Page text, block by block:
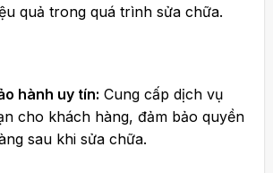
quả trong quá trình sửa chữa.
hành uy tín: Cung cấp dịch vụ
cho khách hàng, đảm bảo quyền
sau khi sửa chữa.